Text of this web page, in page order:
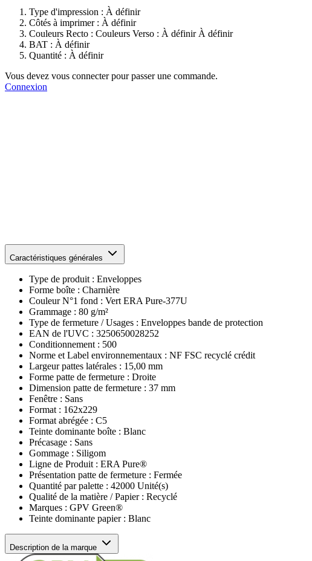
Type d'impression : À définir
Côtés à imprimer : À définir
Couleurs Recto : Couleurs Verso : À définir À définir
BAT : À définir
Quantité : À définir
Vous devez vous connecter pour passer une commande.
Connexion
Caractéristiques générales
Type de produit : Enveloppes
Forme boîte : Charnière
Couleur N°1 fond : Vert ERA Pure-377U
Grammage : 80 g/m²
Type de fermeture / Usages : Enveloppes bande de protection
EAN de l'UVC : 3250650028252
Conditionnement : 500
Norme et Label environnementaux : NF FSC recyclé crédit
Largeur pattes latérales : 15,00 mm
Forme patte de fermeture : Droite
Dimension patte de fermeture : 37 mm
Fenêtre : Sans
Format : 162x229
Format abrégée : C5
Teinte dominante boîte : Blanc
Précasage : Sans
Gommage : Siligom
Ligne de Produit : ERA Pure®
Présentation patte de fermeture : Fermée
Quantité par palette : 42000 Unité(s)
Qualité de la matière / Papier : Recyclé
Marques : GPV Green®
Teinte dominante papier : Blanc
Description de la marque